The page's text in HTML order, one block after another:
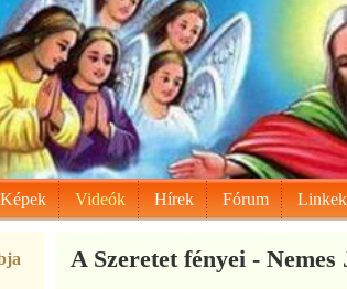
Képek Videók Hírek Fórum Linkek
A Szeretet fényei - Nemes